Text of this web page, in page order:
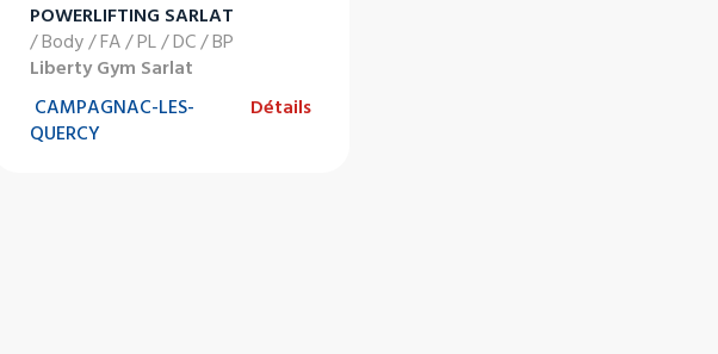
POWERLIFTING SARLAT
/ Body / FA / PL / DC / BP
Liberty Gym Sarlat
CAMPAGNAC-LES-
QUERCY
Détails